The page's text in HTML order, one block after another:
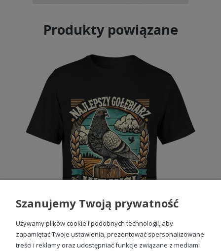
Produkty powiązane
Szanujemy Twoją prywatność
Używamy plików cookie i podobnych technologii, aby
zapamiętać Twoje ustawienia, prezentować spersonalizowane
treści i reklamy oraz udostępniać funkcje związane z mediami